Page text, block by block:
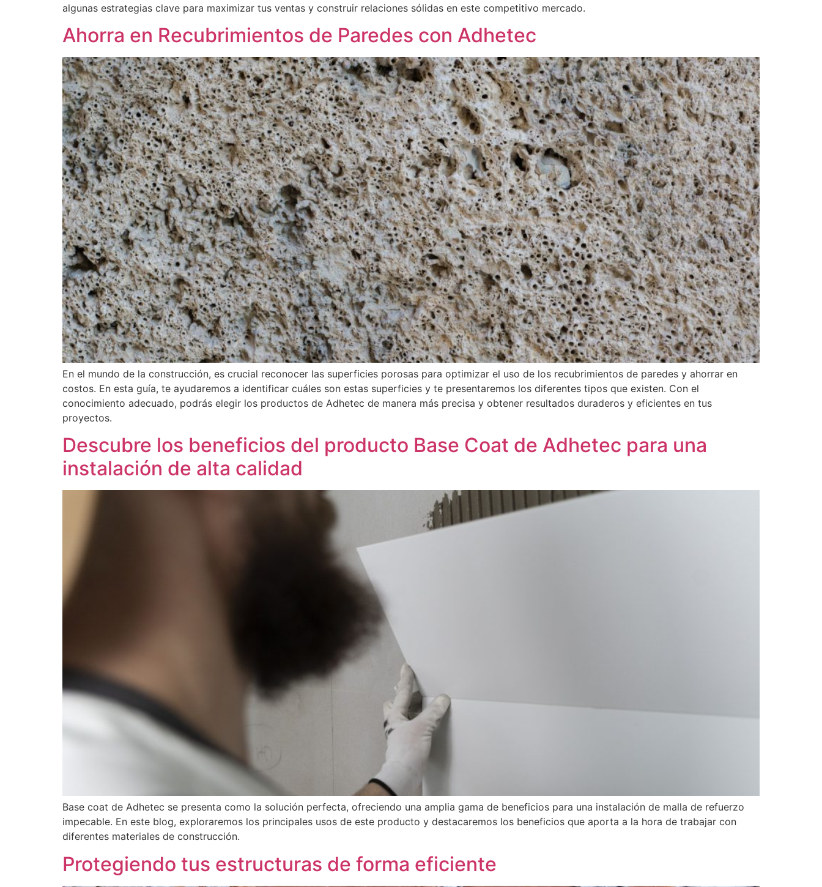
algunas estrategias clave para maximizar tus ventas y construir relaciones sólidas en este competitivo mercado.
Ahorra en Recubrimientos de Paredes con Adhetec
En el mundo de la construcción, es crucial reconocer las superficies porosas para optimizar el uso de los recubrimientos de paredes y ahorrar en
costos. En esta guía, te ayudaremos a identificar cuáles son estas superficies y te presentaremos los diferentes tipos que existen. Con el
conocimiento adecuado, podrás elegir los productos de Adhetec de manera más precisa y obtener resultados duraderos y eficientes en tus
proyectos.
Descubre los beneficios del producto Base Coat de Adhetec para una
instalación de alta calidad
Base coat de Adhetec se presenta como la solución perfecta, ofreciendo una amplia gama de beneficios para una instalación de malla de refuerzo
impecable. En este blog, exploraremos los principales usos de este producto y destacaremos los beneficios que aporta a la hora de trabajar con
diferentes materiales de construcción.
Protegiendo tus estructuras de forma eficiente